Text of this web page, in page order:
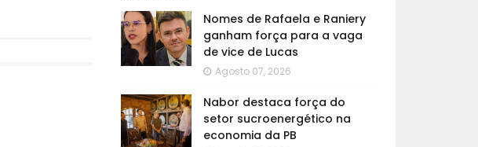
Nomes de Rafaela e Raniery
ganham força para a vaga
de vice de Lucas
Agosto 07, 2026
Nabor destaca força do
setor sucroenergético na
economia da PB